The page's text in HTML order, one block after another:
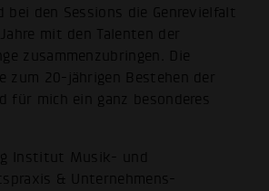
bei den Sessions die Genrevielfalt
mit den Talenten der
zusammenzubringen. Die
zum 20-jährigen Bestehen der
für mich ein ganz besonderes
Institut Musik- und
& Unternehmens-